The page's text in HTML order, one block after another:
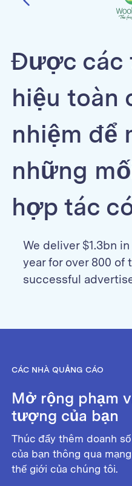
Được các
hiệu toàn
nhiệm để
những
hợp tác
We deliver $1.3bn
year for over 800 of
successful
CÁC NHÀ QUẢNG CÁO
Mở rộng phạm
tượng của bạn
Thúc đẩy thêm doanh
của bạn thông qua
thế giới của chúng tôi.